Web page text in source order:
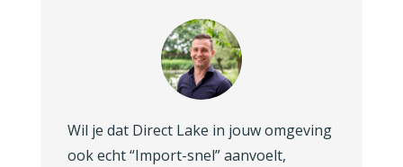
Wil je dat Direct Lake in jouw omgeving
ook echt “Import-snel” aanvoelt,